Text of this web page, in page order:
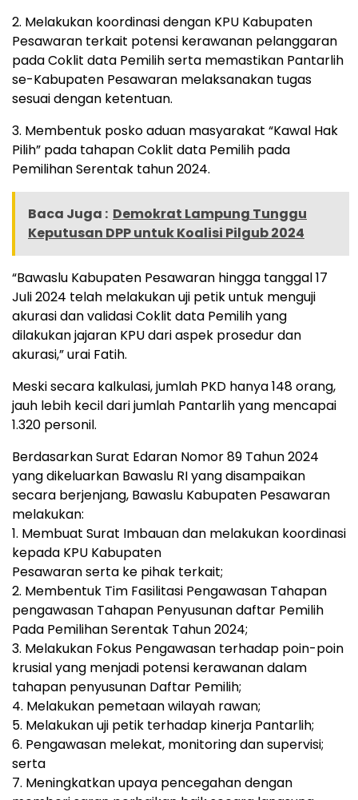
2. Melakukan koordinasi dengan KPU Kabupaten
Pesawaran terkait potensi kerawanan pelanggaran
pada Coklit data Pemilih serta memastikan Pantarlih
se-Kabupaten Pesawaran melaksanakan tugas
sesuai dengan ketentuan.
3. Membentuk posko aduan masyarakat “Kawal Hak
Pilih” pada tahapan Coklit data Pemilih pada
Pemilihan Serentak tahun 2024.
Baca Juga : Demokrat Lampung Tunggu
Keputusan DPP untuk Koalisi Pilgub 2024
“Bawaslu Kabupaten Pesawaran hingga tanggal 17
Juli 2024 telah melakukan uji petik untuk menguji
akurasi dan validasi Coklit data Pemilih yang
dilakukan jajaran KPU dari aspek prosedur dan
akurasi,” urai Fatih.
Meski secara kalkulasi, jumlah PKD hanya 148 orang,
jauh lebih kecil dari jumlah Pantarlih yang mencapai
1.320 personil.
Berdasarkan Surat Edaran Nomor 89 Tahun 2024
yang dikeluarkan Bawaslu RI yang disampaikan
secara berjenjang, Bawaslu Kabupaten Pesawaran
melakukan:
1. Membuat Surat Imbauan dan melakukan koordinasi
kepada KPU Kabupaten
Pesawaran serta ke pihak terkait;
2. Membentuk Tim Fasilitasi Pengawasan Tahapan
pengawasan Tahapan Penyusunan daftar Pemilih
Pada Pemilihan Serentak Tahun 2024;
3. Melakukan Fokus Pengawasan terhadap poin-poin
krusial yang menjadi potensi kerawanan dalam
tahapan penyusunan Daftar Pemilih;
4. Melakukan pemetaan wilayah rawan;
5. Melakukan uji petik terhadap kinerja Pantarlih;
6. Pengawasan melekat, monitoring dan supervisi;
serta
7. Meningkatkan upaya pencegahan dengan